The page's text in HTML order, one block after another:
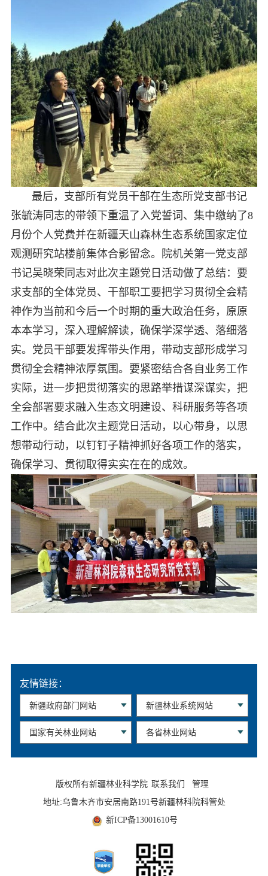
最后，支部所有党员干部在生态所党支部书记
张毓涛同志的带领下重温了入党誓词、集中缴纳了8
月份个人党费并在新疆天山森林生态系统国家定位
观测研究站楼前集体合影留念。院机关第一党支部
书记吴晓荣同志对此次主题党日活动做了总结：要
求支部的全体党员、干部职工要把学习贯彻全会精
神作为当前和今后一个时期的重大政治任务，原原
本本学习，深入理解解读，确保学深学透、落细落
实。党员干部要发挥带头作用，带动支部形成学习
贯彻全会精神浓厚氛围。要紧密结合各自业务工作
实际，进一步把贯彻落实的思路举措谋深谋实，把
全会部署要求融入生态文明建设、科研服务等各项
工作中。结合此次主题党日活动，以心带身，以思
想带动行动，以钉钉子精神抓好各项工作的落实，
确保学习、贯彻取得实实在在的成效。
友情链接：
版权所有新疆林业科学院 联系我们
管理
地址:乌鲁木齐市安居南路191号新疆林科院科管处
新ICP备13001610号